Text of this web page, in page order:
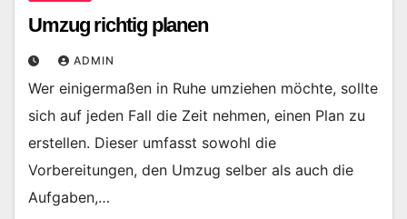
Umzug richtig planen
ADMIN
Wer einigermaßen in Ruhe umziehen möchte, sollte
sich auf jeden Fall die Zeit nehmen, einen Plan zu
erstellen. Dieser umfasst sowohl die
Vorbereitungen, den Umzug selber als auch die
Aufgaben,…